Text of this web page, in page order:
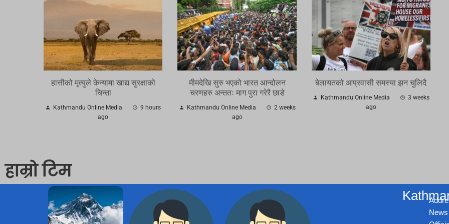
हात्तीको मृत्युले केन्यामा खाद्य सुरक्षाको
चिन्ता
Kathmandu Online Media
9 hours
ago
मीमदेखि सुरु भएको भारत आन्दोलन
चरणहरु अन्ततः माग पुरा गरेरै छाडे
Kathmandu Online Media
2 weeks
ago
बेलायतको आप्रवासी समस्या झन चुलिदै
Kathmandu Online Media
3 weeks
ago
हाम्रो टिम